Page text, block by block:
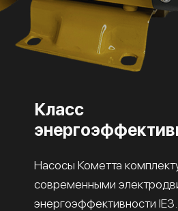
Класс
Насосы Кометта
современными
энергоэффективности